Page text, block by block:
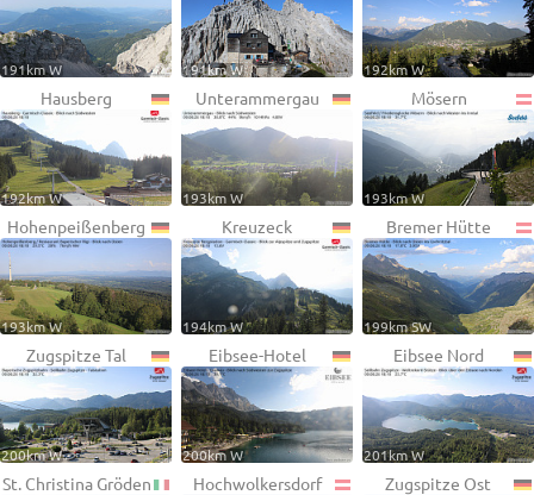
191km W 191km W 192km W
Hausberg
192km W
Unterammergau
193km W
Mösern
193km W
Hohenpeißenberg
193km W
Kreuzeck
194km W
Bremer Hütte
199km SW
Zugspitze Tal
200km W
Eibsee-Hotel
200km W
Eibsee Nord
201km W
St. Christina Gröden Hochwolkersdorf Zugspitze Ost